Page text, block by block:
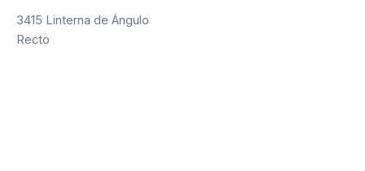
3415 Linterna de Ángulo
Recto